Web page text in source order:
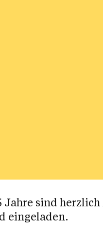
sind herzlich
eingeladen.